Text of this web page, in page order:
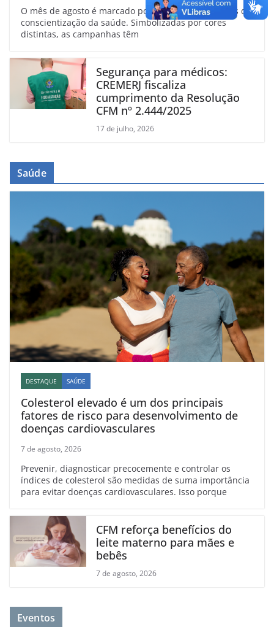
O mês de agosto é marcado por diversas campanhas de
conscientização da saúde. Simbolizadas por cores
distintas, as campanhas têm
Segurança para médicos:
CREMERJ fiscaliza
cumprimento da Resolução
CFM nº 2.444/2025
17 de julho, 2026
Saúde
DESTAQUE SAÚDE
Colesterol elevado é um dos principais
fatores de risco para desenvolvimento de
doenças cardiovasculares
7 de agosto, 2026
Prevenir, diagnosticar precocemente e controlar os
índices de colesterol são medidas de suma importância
para evitar doenças cardiovasculares. Isso porque
CFM reforça benefícios do
leite materno para mães e
bebês
7 de agosto, 2026
Eventos